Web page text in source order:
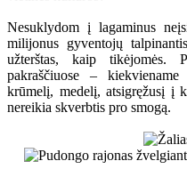
Nesuklydom į lagaminus
milijonus gyventojų
užterštas, kaip tikėjomės.
pakraščiuose –
krūmelį, medelį, atsigręžusį į
nereikia skverbtis pro smogą.